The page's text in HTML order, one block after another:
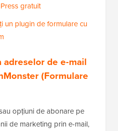
gratuit
un plugin de formulare cu
adreselor de e-mail
(Formulare
opțiuni de abonare pe
de marketing prin e-mail,